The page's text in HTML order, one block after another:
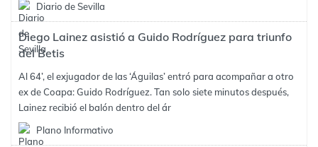
Diario de Sevilla
Diego Lainez asistió a Guido Rodríguez para triunfo
del Betis
Al 64’, el exjugador de las ‘Águilas’ entró para acompañar a otro
ex de Coapa: Guido Rodríguez. Tan solo siete minutos después,
Lainez recibió el balón dentro del ár
Plano Informativo